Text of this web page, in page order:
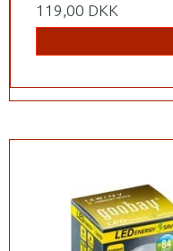
119,00 DKK